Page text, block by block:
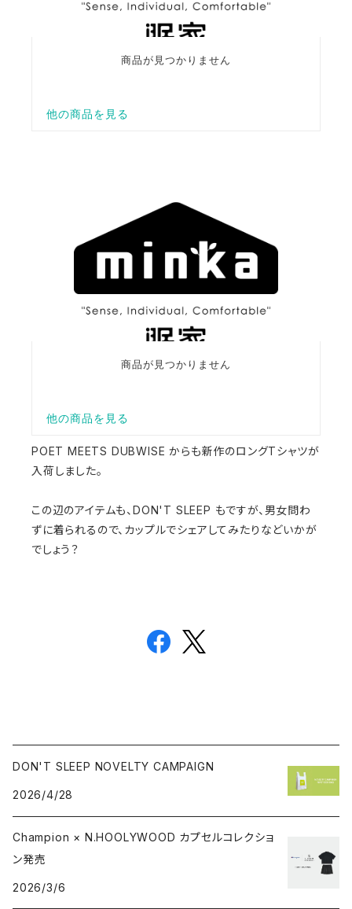
POET MEETS DUBWISE からも新作のロングTシャツが
入荷しました。
この辺のアイテムも、DON'T SLEEP もですが、男女問わ
ずに着られるので、カップルでシェアしてみたりなどいかが
でしょう？
DON'T SLEEP NOVELTY CAMPAIGN
2026/4/28
Champion × N.HOOLYWOOD カプセルコレクショ
ン発売
2026/3/6